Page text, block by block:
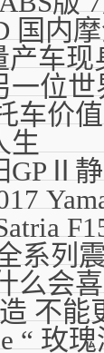
国内
产车
一位
车价
生
GPⅡ
系列
么会
不能
“ 玫